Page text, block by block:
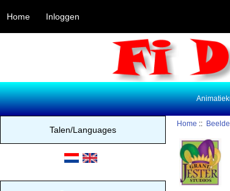
Home Inloggen
Talen/Languages
Home ::